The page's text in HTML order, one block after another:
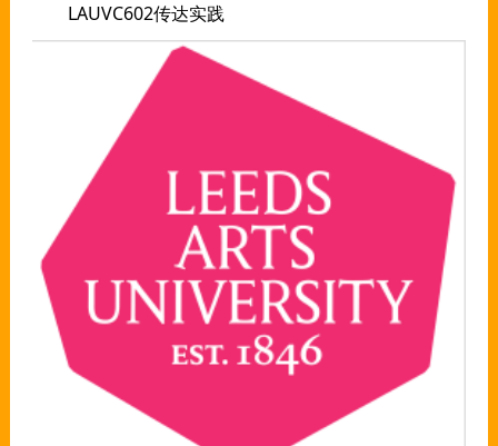
LAUVC602传达实践